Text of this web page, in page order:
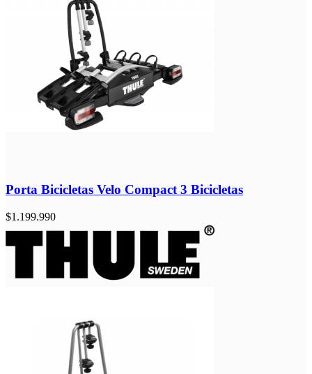
Porta Bicicletas Velo Compact 3 Bicicletas
$1.199.990